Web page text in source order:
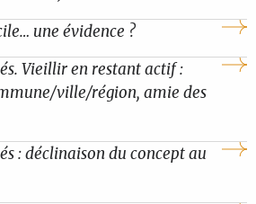
une évidence ?
Vieillir en restant actif :
ville/région, amie des
: déclinaison du concept au